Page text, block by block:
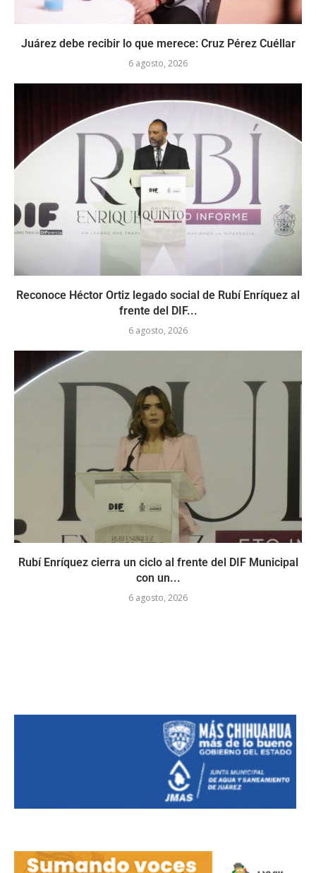
Juárez debe recibir lo que merece: Cruz Pérez Cuéllar
6 agosto, 2026
Reconoce Héctor Ortiz legado social de Rubí Enríquez al
frente del DIF...
6 agosto, 2026
Rubí Enríquez cierra un ciclo al frente del DIF Municipal
con un...
6 agosto, 2026